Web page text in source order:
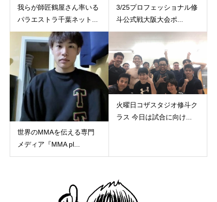
我らが師匠鶴屋さん率いる
パラエストラ千葉ネット...
3/25プロフェッショナル修
斗公式戦大阪大会ポ...
世界のMMAを伝える専門
メディア『MMA pl...
火曜日コザスタジオ修斗ク
ラス 今日は試合に向け...